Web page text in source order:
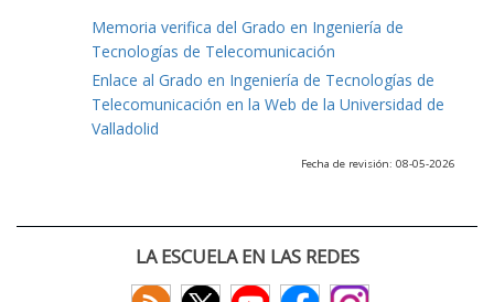
Memoria verifica del Grado en Ingeniería de
Tecnologías de Telecomunicación
Enlace al Grado en Ingeniería de Tecnologías de
Telecomunicación en la Web de la Universidad de
Valladolid
Fecha de revisión: 08-05-2026
LA ESCUELA EN LAS REDES